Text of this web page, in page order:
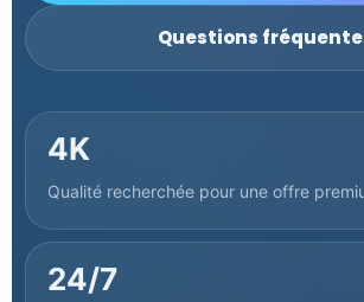
Questions
4K
Qualité recherchée pour une offre
24/7